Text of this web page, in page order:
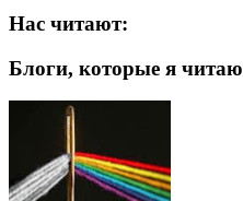
Нас читают:
Блоги, которые я читаю